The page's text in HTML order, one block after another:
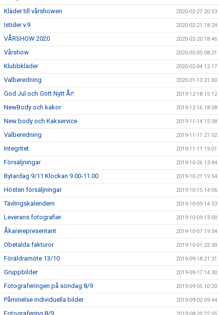
Kläder till vårshowen 2020-02-27 20:53
Istider v.9 2020-02-21 18:24
VÅRSHOW 2020 2020-02-20 18:46
Vårshow 2020-02-05 08:21
Klubbkläder 2020-02-04 12:17
Valberedning 2020-01-13 21:00
God Jul och Gott Nytt År! 2019-12-18 15:12
NewBody och kakor 2019-12-16 18:08
New body och Kakservice 2019-11-14 15:08
Valberedning 2019-11-11 21:02
Integritet 2019-11-11 19:01
Försäljningar 2019-10-26 13:44
Bytardag 9/11 Klockan 9.00-11.00 2019-10-21 19:54
Hösten försäljningar 2019-10-15 14:06
Tävlingskalendern 2019-10-09 14:53
Leverans fotografier 2019-10-09 13:00
Åkarerepresentant 2019-10-07 19:34
Obetalda fakturor 2019-10-01 22:30
Föräldramöte 13/10 2019-09-18 21:31
Gruppbilder 2019-09-17 14:30
Fotograferingen på söndag 8/9 2019-09-05 10:20
Påminelse individuella bilder 2019-09-02 09:44
Fotografering 8/9